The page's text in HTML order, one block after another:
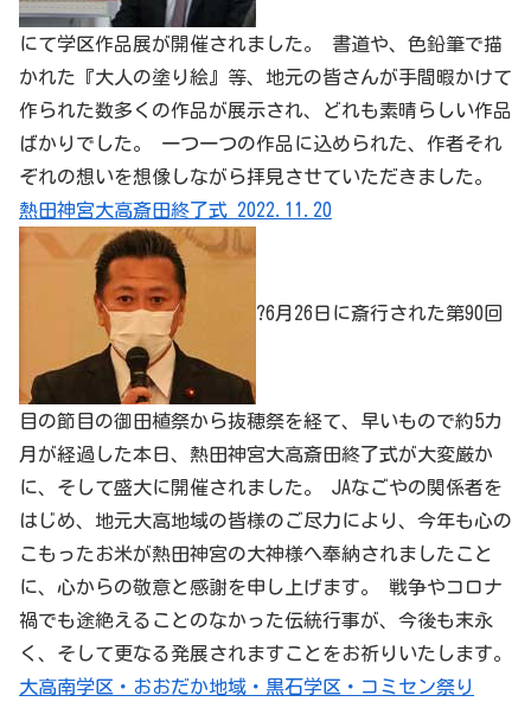
にて学区作品展が開催されました。 書道や、色鉛筆で描
かれた『大人の塗り絵』等、地元の皆さんが手間暇かけて
作られた数多くの作品が展示され、どれも素晴らしい作品
ばかりでした。 一つ一つの作品に込められた、作者それ
ぞれの想いを想像しながら拝見させていただきました。
熱田神宮大高斎田終了式 2022.11.20
?6月26日に斎行された第90回
目の節目の御田植祭から抜穂祭を経て、早いもので約5カ
月が経過した本日、熱田神宮大高斎田終了式が大変厳か
に、そして盛大に開催されました。 JAなごやの関係者を
はじめ、地元大高地域の皆様のご尽力により、今年も心の
こもったお米が熱田神宮の大神様へ奉納されましたこと
に、心からの敬意と感謝を申し上げます。 戦争やコロナ
禍でも途絶えることのなかった伝統行事が、今後も末永
く、そして更なる発展されますことをお祈りいたします。
大高南学区・おおだか地域・黒石学区・コミセン祭り